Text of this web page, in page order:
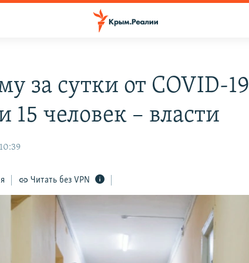
за сутки от COVID-19
15 человек – власти
Читать без VPN